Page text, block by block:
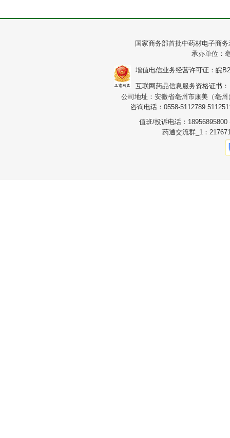
国家商务部首批中药材电子商
承办单位：
增值电信业务经营许可证：皖
互联网药品信息服务资格证书
公司地址：安徽省亳州市康美（亳
咨询电话：0558-5112789
值班/投诉电话：18956895800
药通交流群_1：